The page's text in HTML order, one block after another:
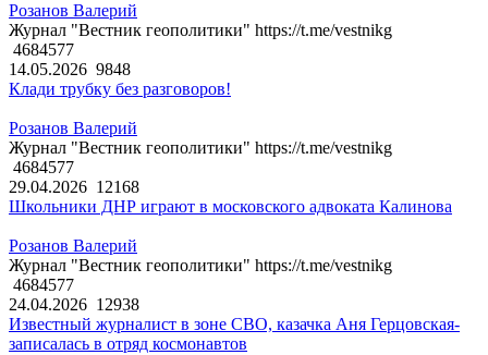
Розанов Валерий
Журнал "Вестник геополитики" https://t.me/vestnikg
4684577
14.05.2026 9848
Клади трубку без разговоров!
Розанов Валерий
Журнал "Вестник геополитики" https://t.me/vestnikg
4684577
29.04.2026 12168
Школьники ДНР играют в московского адвоката Калинова
Розанов Валерий
Журнал "Вестник геополитики" https://t.me/vestnikg
4684577
24.04.2026 12938
Известный журналист в зоне СВО, казачка Аня Герцовская-
записалась в отряд космонавтов